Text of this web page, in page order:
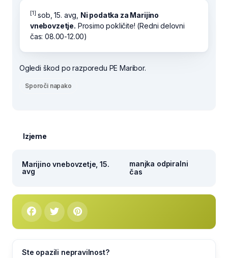
[1] sob, 15. avg, Ni podatka za Marijino
vnebovzetje. Prosimo pokličite! (Redni delovni
čas: 08.00-12.00)
Ogledi škod po razporedu PE Maribor.
Sporoči napako
Izjeme
Marijino vnebovzetje, 15.
avg
manjka odpiralni
čas
Ste opazili nepravilnost?